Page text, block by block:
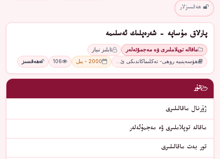
ھەقسىزلار
پارلاق مۇساپە - شەرەپلىك ئەسلىمە
ماقالە توپلاملىرى ۋە مەجمۇئەلەر
ئابلىز نىياز
ھۈسەينىيە روھى- تەكلىماكاندىكى ئ…
2000 - يىل 106 ھەقسىز
تۈر
ژۇرنال ماقالىلىرى
ماقالە توپلاملىرى ۋە مەجمۇئەلەر
تور بەت ماقالىلىرى